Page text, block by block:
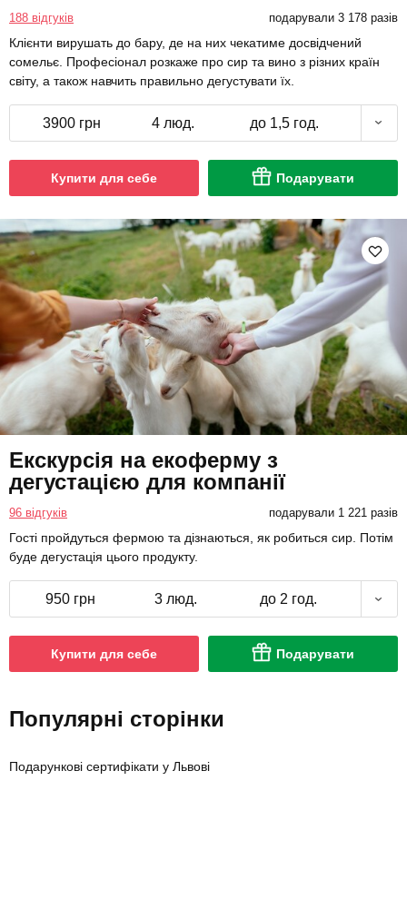
188 відгуків подарували 3 178 разів
Клієнти вирушать до бару, де на них чекатиме досвідчений
сомельє. Професіонал розкаже про сир та вино з різних країн
світу, а також навчить правильно дегустувати їх.
3900 грн 4 люд. до 1,5 год.
Купити для себе Подарувати
Екскурсія на екоферму з
дегустацією для компанії
96 відгуків подарували 1 221 разів
Гості пройдуться фермою та дізнаються, як робиться сир. Потім
буде дегустація цього продукту.
950 грн 3 люд. до 2 год.
Купити для себе Подарувати
Популярні сторінки
Подарункові сертифікати у Львові